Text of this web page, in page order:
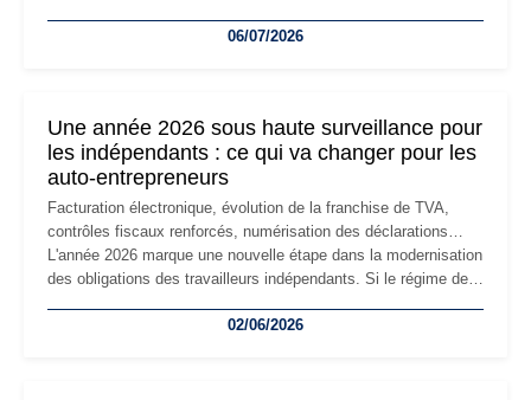
professionnels, recrutement, image de marque… Le
06/07/2026
Une année 2026 sous haute surveillance pour
les indépendants : ce qui va changer pour les
auto-entrepreneurs
Facturation électronique, évolution de la franchise de TVA,
contrôles fiscaux renforcés, numérisation des déclarations…
L'année 2026 marque une nouvelle étape dans la modernisation
des obligations des travailleurs indépendants. Si le régime de
les auto-entrepreneurs devront s'adapter à un environnement
02/06/2026